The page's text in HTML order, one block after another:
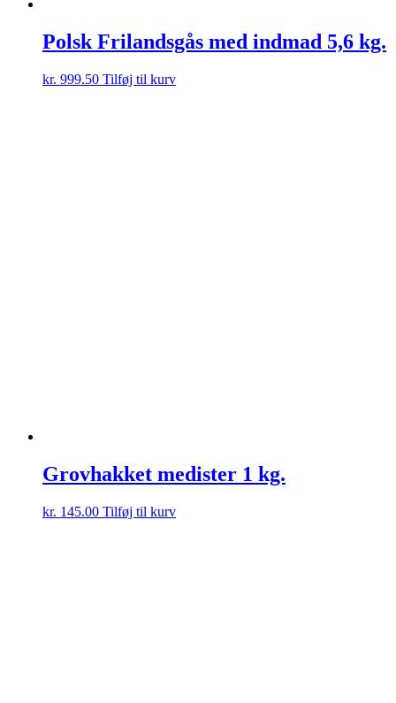
Polsk Frilandsgås med indmad 5,6 kg.
kr. 999.50 Tilføj til kurv
Grovhakket medister 1 kg.
kr. 145.00 Tilføj til kurv